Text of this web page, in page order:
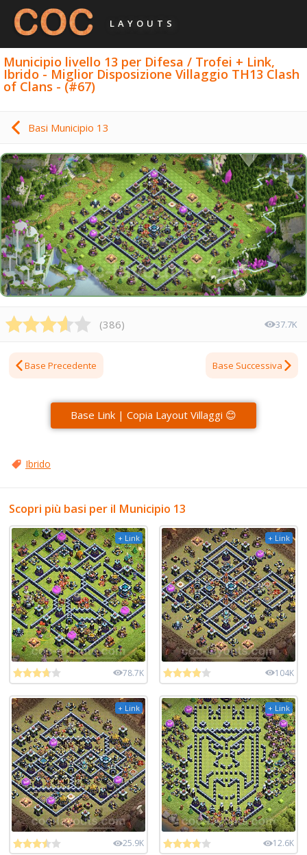
LAYOUTS
Municipio livello 13 per Difesa / Trofei + Link,
Ibrido - Miglior Disposizione Villaggio TH13 Clash
of Clans - (#67)
Basi Municipio 13
(386) 37.7K
Base Precedente Base Successiva
Base Link | Copia Layout Villaggi 😊
Ibrido
Scopri più basi per il Municipio 13
+ Link
78.7K
+ Link
104K
+ Link
25.9K
+ Link
12.6K